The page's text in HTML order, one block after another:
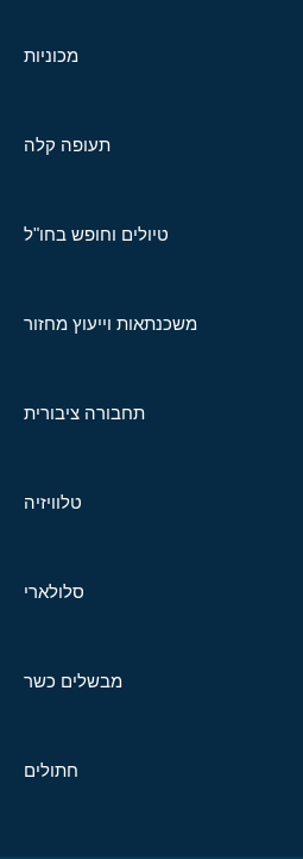
מכוניות
תעופה קלה
טיולים וחופש בחו"ל
משכנתאות וייעוץ מחזור
תחבורה ציבורית
טלוויזיה
סלולארי
מבשלים כשר
חתולים